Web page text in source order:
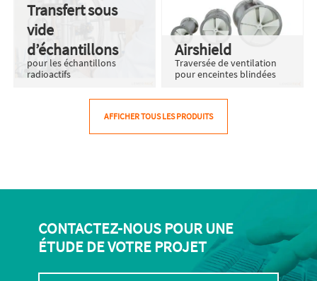
Transfert sous
vide
d’échantillons
pour les échantillons
radioactifs
Airshield
Traversée de ventilation
pour enceintes blindées
AFFICHER TOUS LES PRODUITS
CONTACTEZ-NOUS POUR UNE
ÉTUDE DE VOTRE PROJET